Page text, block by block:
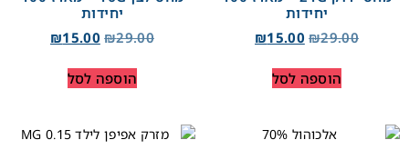
יחידות
₪29.00
₪15.00
הוספה לסל
יחידות
₪29.00
₪15.00
הוספה לסל